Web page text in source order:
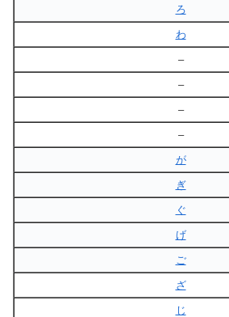
ろ
わ
–
–
–
–
が
ぎ
ぐ
げ
ご
ざ
じ